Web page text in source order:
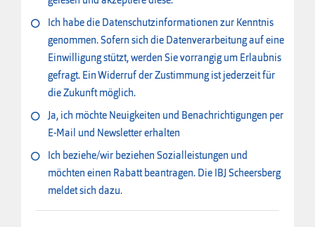
Ich habe die Datenschutzinformationen zur Kenntnis
genommen. Sofern sich die Datenverarbeitung auf eine
Einwilligung stützt, werden Sie vorrangig um Erlaubnis
gefragt. Ein Widerruf der Zustimmung ist jederzeit für
die Zukunft möglich.
Ja, ich möchte Neuigkeiten und Benachrichtigungen per
E-Mail und Newsletter erhalten
Ich beziehe/wir beziehen Sozialleistungen und
möchten einen Rabatt beantragen. Die IBJ Scheersberg
meldet sich dazu.